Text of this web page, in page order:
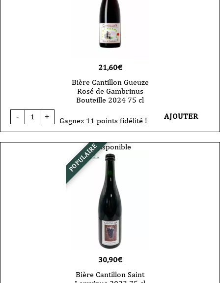
21,60€
Bière Cantillon Gueuze
Rosé de Gambrinus
Bouteille 2024 75 cl
-
quantité
de
Gueuze
+ Gagnez 11 points fidélité ! AJOUTER
POPULAIREIndisponible
30,90€
Bière Cantillon Saint